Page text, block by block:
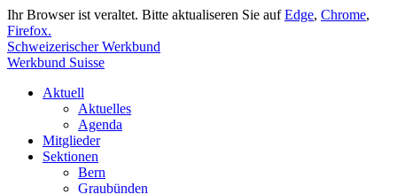
Ihr Browser ist veraltet. Bitte aktualiseren Sie aufEdge, Chrome,
Firefox.
Schweizerischer Werkbund
Werkbund Suisse
Aktuell
Aktuelles
Agenda
Mitglieder
Sektionen
Bern
Graubünden